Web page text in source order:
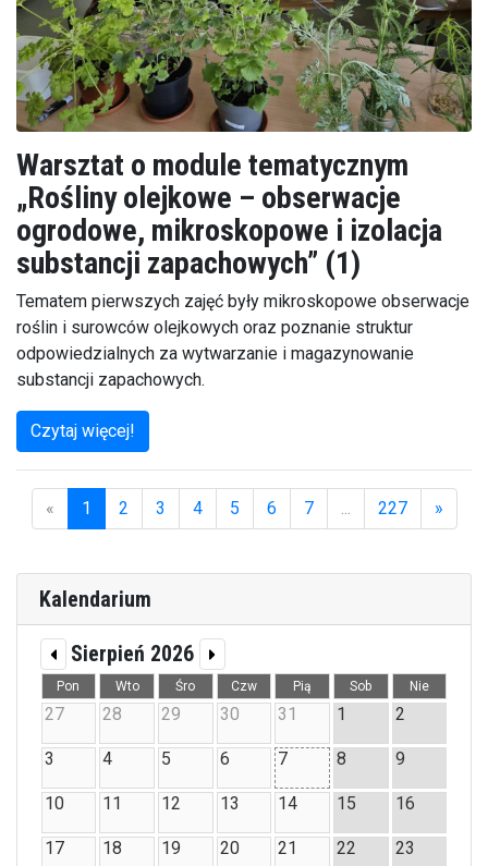
Warsztat o module tematycznym
„Rośliny olejkowe – obserwacje
ogrodowe, mikroskopowe i izolacja
substancji zapachowych” (1)
Tematem pierwszych zajęć były mikroskopowe obserwacje
roślin i surowców olejkowych oraz poznanie struktur
odpowiedzialnych za wytwarzanie i magazynowanie
substancji zapachowych.
Czytaj więcej!
«
1
2 3 4 5 6 7 ... 227 »
Kalendarium
Sierpień 2026
Pon Wto Śro Czw Pią Sob Nie
27 28 29 30 31 1 2
3 4 5 6 7 8 9
10 11 12 13 14 15 16
17 18 19 20 21 22 23